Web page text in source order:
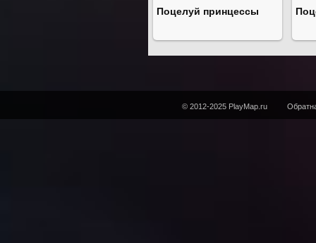
Поцелуй принцессы
© 2012-2025 PlayMap.ru